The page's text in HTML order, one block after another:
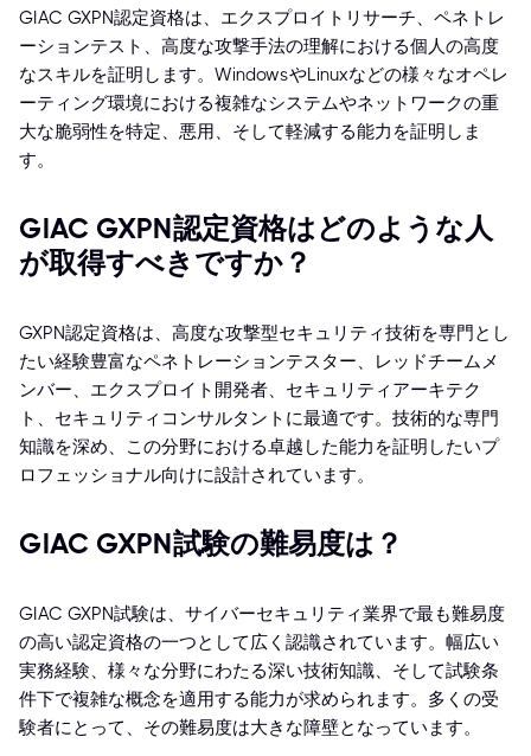
GIAC GXPN認定資格は、エクスプロイトリサーチ、ペネトレ
ーションテスト、高度な攻撃手法の理解における個人の高度
なスキルを証明します。WindowsやLinuxなどの様々なオペレ
ーティング環境における複雑なシステムやネットワークの重
大な脆弱性を特定、悪用、そして軽減する能力を証明しま
す。
GIAC GXPN認定資格はどのような人
が取得すべきですか？
GXPN認定資格は、高度な攻撃型セキュリティ技術を専門とし
たい経験豊富なペネトレーションテスター、レッドチームメ
ンバー、エクスプロイト開発者、セキュリティアーキテク
ト、セキュリティコンサルタントに最適です。技術的な専門
知識を深め、この分野における卓越した能力を証明したいプ
ロフェッショナル向けに設計されています。
GIAC GXPN試験の難易度は？
GIAC GXPN試験は、サイバーセキュリティ業界で最も難易度
の高い認定資格の一つとして広く認識されています。幅広い
実務経験、様々な分野にわたる深い技術知識、そして試験条
件下で複雑な概念を適用する能力が求められます。多くの受
験者にとって、その難易度は大きな障壁となっています。